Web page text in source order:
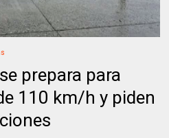
prepara para
110 km/h y piden